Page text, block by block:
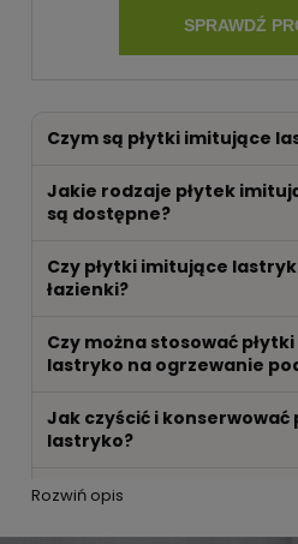
SPRAWDŹ
Czym są płytki imitujące
Jakie rodzaje płytek
są dostępne?
Czy płytki imitujące
łazienki?
Czy można stosować
lastryko na ogrzewanie
Jak czyścić i konserwować
lastryko?
Ile kosztują płytki imitujące
Rozwiń opis